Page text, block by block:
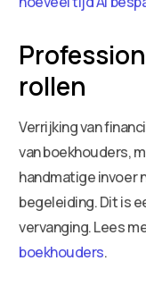
rollen
Verrijking van
van boekhouders,
handmatige invoer
begeleiding. Dit is
vervanging. Lees
boekhouders.